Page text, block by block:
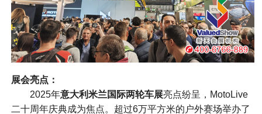
展会亮点：
2025年意大利米兰国际两轮车展亮点纷呈，MotoLive
二十周年庆典成为焦点。超过6万平方米的户外赛场举办了